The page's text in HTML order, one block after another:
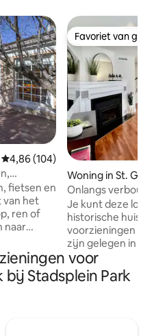
Gemiddelde beoordeling van
4,86 (104)
fietsen en
van het
naar
Favoriet van
Favoriet van
Woning in St.
Onlangs
centrum
Je kunt deze
historische huis
voorzieningen en
zijn gelegen in
van St. George. Op loopafstand van
meer dan 20
historische
voor
Stadsplein Park